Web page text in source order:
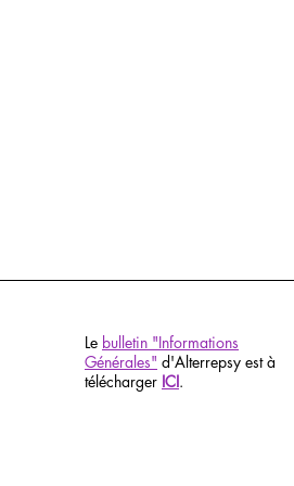
Le bulletin "Informations
Générales" d'Alterrepsy est à
télécharger ICI.